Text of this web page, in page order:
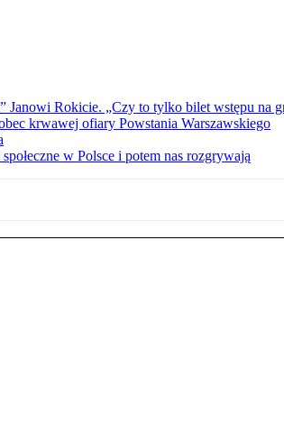
Janowi Rokicie. „Czy to tylko bilet wstępu na
krwawej ofiary Powstania Warszawskiego
w Polsce i potem nas rozgrywają